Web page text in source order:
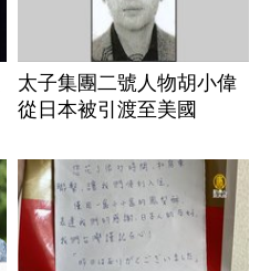
太子集團二號人物胡小偉
從日本被引渡至美國